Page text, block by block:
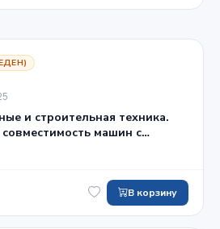
и строительная техника.
машин с
электропитания. Часть 2.
к электромагнитной
В корзину